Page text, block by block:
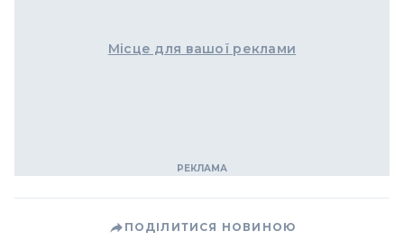
Місце для вашої реклами
ПОДІЛИТИСЯ НОВИНОЮ